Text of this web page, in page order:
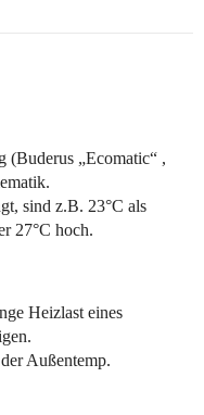
(Buderus „Ecomatic“ ,
sind z.B. 23°C als
27°C hoch.
Heizlast eines
Außentemp.